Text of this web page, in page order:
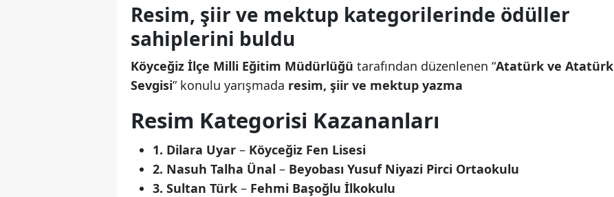
Resim, şiir ve mektup kategorilerinde ödüller
sahiplerini buldu
Köyceğiz İlçe Milli Eğitim Müdürlüğü tarafından düzenlenen “Atatürk ve Atatürk
Sevgisi” konulu yarışmada resim, şiir ve mektup yazma
Resim Kategorisi Kazananları
1. Dilara Uyar – Köyceğiz Fen Lisesi
2. Nasuh Talha Ünal – Beyobası Yusuf Niyazi Pirci Ortaokulu
3. Sultan Türk – Fehmi Başoğlu İlkokulu